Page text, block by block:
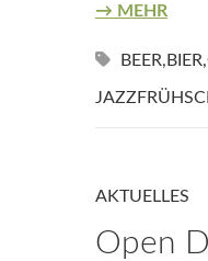
→ MEHR
BEER, BIER,
AKTUELLES
Open